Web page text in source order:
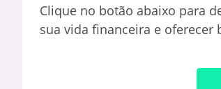
Clique no botão abaixo para
sua vida financeira e oferecer